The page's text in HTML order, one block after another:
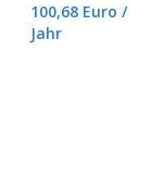
100,68 Euro /
Jahr